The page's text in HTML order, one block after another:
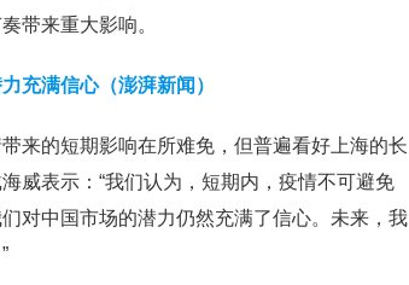
带来重大影响。
充满信心（澎湃新闻）
来的短期影响在所难免，但普遍看好上海的长
威表示：“我们认为，短期内，疫情不可避免
对中国市场的潜力仍然充满了信心。未来，我